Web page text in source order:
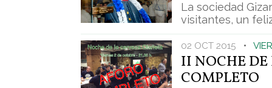
La sociedad
visitantes, un
02 OCT 2015 •
II NOCHE
COMPLETO